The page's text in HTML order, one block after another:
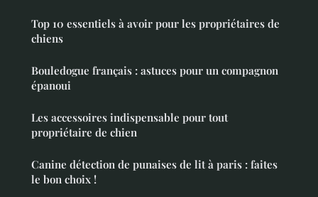
Top 10 essentiels à avoir pour les propriétaires de
chiens
Bouledogue français : astuces pour un compagnon
épanoui
Les accessoires indispensable pour tout
propriétaire de chien
Canine détection de punaises de lit à paris : faites
le bon choix !